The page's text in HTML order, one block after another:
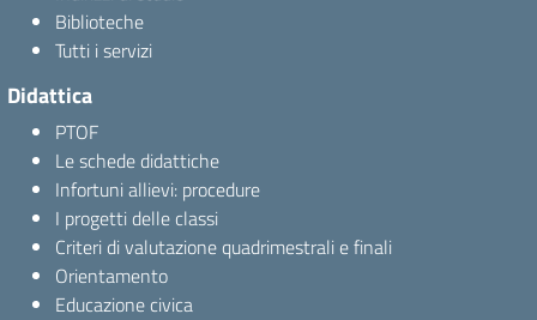
Biblioteche
Tutti i servizi
Didattica
PTOF
Le schede didattiche
Infortuni allievi: procedure
I progetti delle classi
Criteri di valutazione quadrimestrali e finali
Orientamento
Educazione civica